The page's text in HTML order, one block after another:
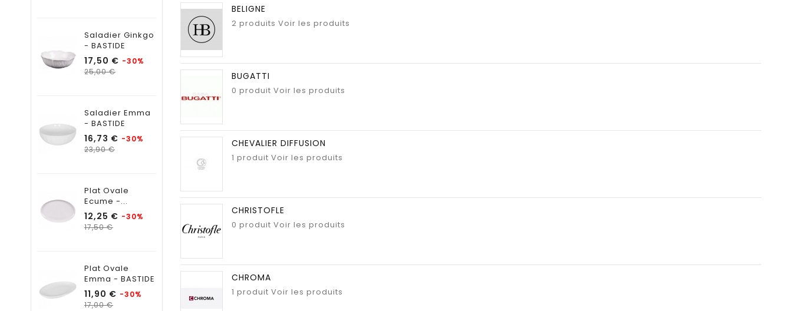
Saladier Ginkgo
- BASTIDE
17,50 € Prix
-30%
25,00 €Prix
Saladier Emma
- BASTIDE
16,73 € Prix
-30%
23,90 €Prix
Plat Ovale
Ecume -...
12,25 € Prix
-30%
17,50 €Prix
Plat Ovale
Emma - BASTIDE
11,90 € Prix
-30%
17,00 €Prix
BELIGNE
2 produits Voir les produits
BUGATTI
0 produit Voir les produits
CHEVALIER DIFFUSION
1 produit Voir les produits
CHRISTOFLE
0 produit Voir les produits
CHROMA
1 produit Voir les produits